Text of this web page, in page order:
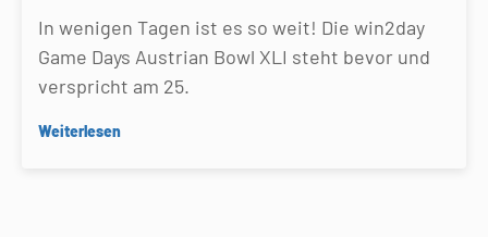
In wenigen Tagen ist es so weit! Die win2day
Game Days Austrian Bowl XLI steht bevor und
verspricht am 25.
Weiterlesen